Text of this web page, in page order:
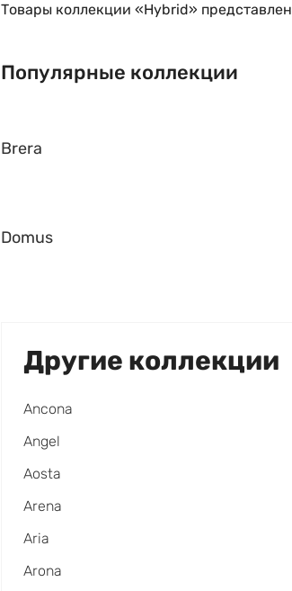
Товары коллекции «Hybrid»
Популярные коллекции
Brera
Domus
Другие коллекции
Ancona
Angel
Aosta
Arena
Aria
Arona